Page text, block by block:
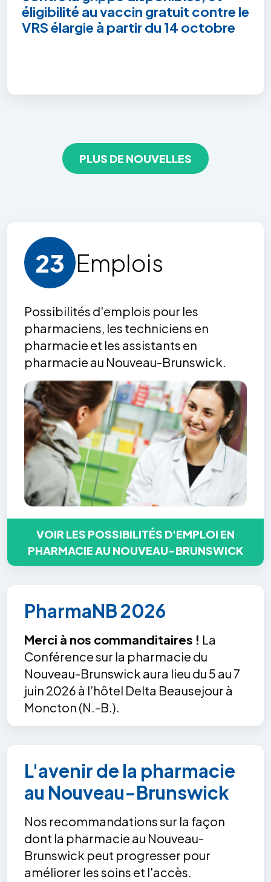
éligibilité au vaccin gratuit contre le
VRS élargie à partir du 14 octobre
PLUS DE NOUVELLES
23 Emplois
Possibilités d'emplois pour les
pharmaciens, les techniciens en
pharmacie et les assistants en
pharmacie au Nouveau-Brunswick.
VOIR LES POSSIBILITÉS D'EMPLOI EN
PHARMACIE AU NOUVEAU-BRUNSWICK
PharmaNB 2026
Merci à nos commanditaires ! La
Conférence sur la pharmacie du
Nouveau-Brunswick aura lieu du 5 au 7
juin 2026 à l’hôtel Delta Beausejour à
Moncton (N.-B.).
L'avenir de la pharmacie
au Nouveau-Brunswick
Nos recommandations sur la façon
dont la pharmacie au Nouveau-
Brunswick peut progresser pour
améliorer les soins et l'accès.